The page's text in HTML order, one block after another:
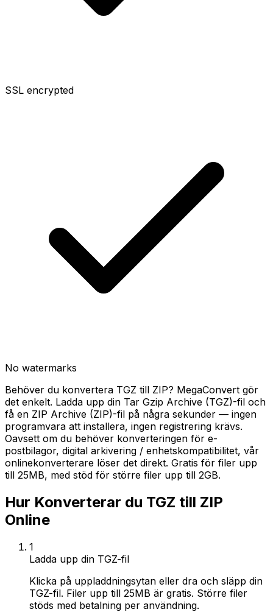
SSL encrypted
No watermarks
Behöver du konvertera TGZ till ZIP? MegaConvert gör
det enkelt. Ladda upp din Tar Gzip Archive (TGZ)-fil och
få en ZIP Archive (ZIP)-fil på några sekunder — ingen
programvara att installera, ingen registrering krävs.
Oavsett om du behöver konverteringen för e-
postbilagor, digital arkivering / enhetskompatibilitet, vår
onlinekonverterare löser det direkt. Gratis för filer upp
till 25MB, med stöd för större filer upp till 2GB.
Hur Konverterar du TGZ till ZIP
Online
1
Ladda upp din TGZ-fil
Klicka på uppladdningsytan eller dra och släpp din
TGZ-fil. Filer upp till 25MB är gratis. Större filer
stöds med betalning per användning.